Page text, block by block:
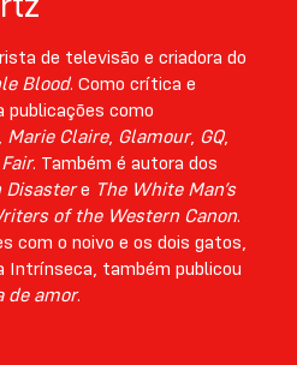
de televisão e criadora do
Blood. Como crítica e
publicações como
Marie Claire, Glamour, GQ,
. Também é autora dos
Disastere The White Man’s
of the Western Canon.
com o noivo e os dois gatos,
Intrínseca, também publicou
de amor.